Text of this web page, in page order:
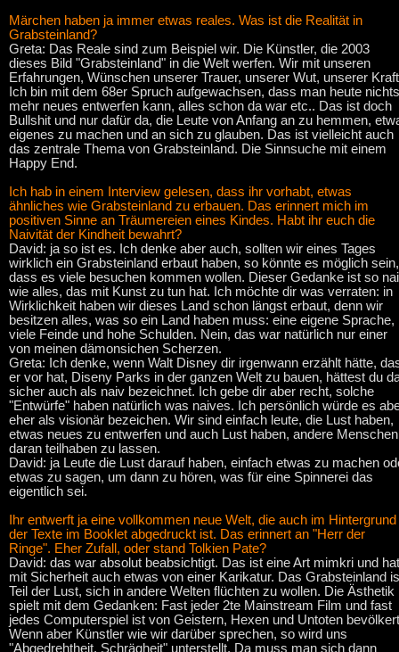
Märchen haben ja immer etwas reales. Was ist die Realität in
Grabsteinland?
Greta: Das Reale sind zum Beispiel wir. Die Künstler, die 2003
dieses Bild "Grabsteinland" in die Welt werfen. Wir mit unseren
Erfahrungen, Wünschen unserer Trauer, unserer Wut, unserer
Ich bin mit dem 68er Spruch aufgewachsen, dass man heute nichts
mehr neues entwerfen kann, alles schon da war etc.. Das ist doch
Bullshit und nur dafür da, die Leute von Anfang an zu hemmen,
eigenes zu machen und an sich zu glauben. Das ist vielleicht auch
das zentrale Thema von Grabsteinland. Die Sinnsuche mit einem
Happy End.
Ich hab in einem Interview gelesen, dass ihr vorhabt, etwas
ähnliches wie Grabsteinland zu erbauen. Das erinnert mich im
positiven Sinne an Träumereien eines Kindes. Habt ihr euch die
Naivität der Kindheit bewahrt?
David: ja so ist es. Ich denke aber auch, sollten wir eines Tages
wirklich ein Grabsteinland erbaut haben, so könnte es möglich sein,
dass es viele besuchen kommen wollen. Dieser Gedanke ist so
wie alles, das mit Kunst zu tun hat. Ich möchte dir was verraten: in
Wirklichkeit haben wir dieses Land schon längst erbaut, denn wir
besitzen alles, was so ein Land haben muss: eine eigene Sprache,
viele Feinde und hohe Schulden. Nein, das war natürlich nur einer
von meinen dämonsichen Scherzen.
Greta: Ich denke, wenn Walt Disney dir irgenwann erzählt hätte,
er vor hat, Diseny Parks in der ganzen Welt zu bauen, hättest du
sicher auch als naiv bezeichnet. Ich gebe dir aber recht, solche
"Entwürfe" haben natürlich was naives. Ich persönlich würde es
eher als visionär bezeichen. Wir sind einfach leute, die Lust haben,
etwas neues zu entwerfen und auch Lust haben, andere Menschen
daran teilhaben zu lassen.
David: ja Leute die Lust darauf haben, einfach etwas zu machen
etwas zu sagen, um dann zu hören, was für eine Spinnerei das
eigentlich sei.
Ihr entwerft ja eine vollkommen neue Welt, die auch im Hintergrund
der Texte im Booklet abgedruckt ist. Das erinnert an "Herr der
Ringe". Eher Zufall, oder stand Tolkien Pate?
David: das war absolut beabsichtigt. Das ist eine Art mimkri und hat
mit Sicherheit auch etwas von einer Karikatur. Das Grabsteinland
Teil der Lust, sich in andere Welten flüchten zu wollen. Die Ästhetik
spielt mit dem Gedanken: Fast jeder 2te Mainstream Film und fast
jedes Computerspiel ist von Geistern, Hexen und Untoten
Wenn aber Künstler wie wir darüber sprechen, so wird uns
"Abgedrehtheit, Schrägheit" unterstellt. Da muss man sich dann